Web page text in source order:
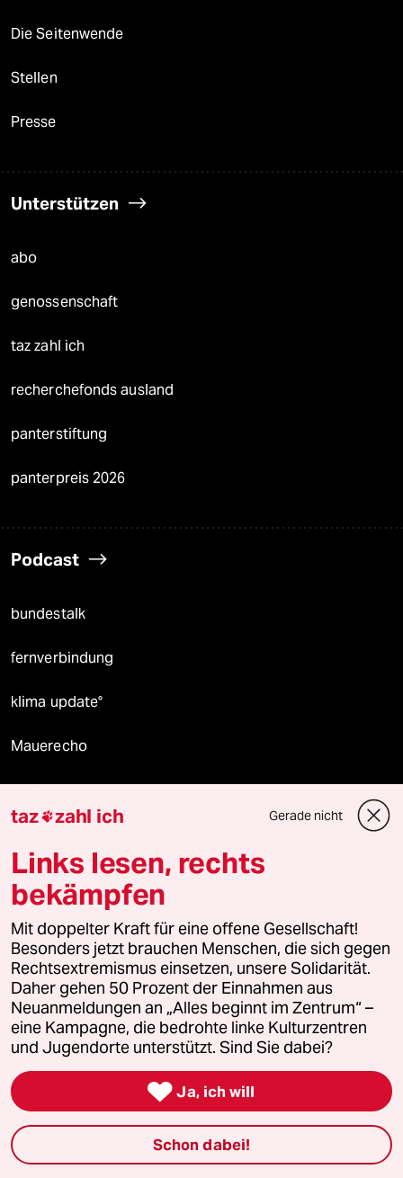
Die Seitenwende
Stellen
Presse
Unterstützen
abo
genossenschaft
taz zahl ich
recherchefonds ausland
panterstiftung
panterpreis 2026
Podcast
bundestalk
fernverbindung
klima update°
Mauerecho
Freie Rede
team zukunft
taz frisch
taz zahl ich
taz lab Infobrief
taz zahl ich Gerade nicht
Links lesen, rechts
bekämpfen
Mit doppelter Kraft für eine offene Gesellschaft!
Besonders jetzt brauchen Menschen, die sich gegen
Rechtsextremismus einsetzen, unsere Solidarität.
Daher gehen 50 Prozent der Einnahmen aus
Neuanmeldungen an „Alles beginnt im Zentrum“ –
eine Kampagne, die bedrohte linke Kulturzentren
und Jugendorte unterstützt. Sind Sie dabei?
 Ja, ich will
Schon dabei!